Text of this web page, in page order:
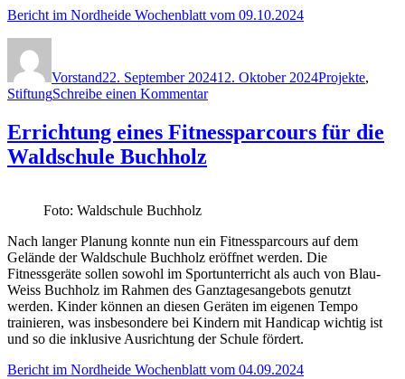
Bericht im Nordheide Wochenblatt vom 09.10.2024
Vorstand22. September 202412. Oktober 2024Projekte,
StiftungSchreibe einen Kommentarzu
die
Errichtung eines Fitnessparcours für die
Waldschule Buchholz
Foto: Waldschule Buchholz
Nach langer Planung konnte nun ein Fitnessparcours auf dem
Gelände der Waldschule Buchholz eröffnet werden. Die
Fitnessgeräte sollen sowohl im Sportunterricht als auch von Blau-
Weiss Buchholz im Rahmen des Ganztagesangebots genutzt
werden. Kinder können an diesen Geräten im eigenen Tempo
trainieren, was insbesondere bei Kindern mit Handicap wichtig ist
und so die inklusive Ausrichtung der Schule fördert.
Bericht im Nordheide Wochenblatt vom 04.09.2024